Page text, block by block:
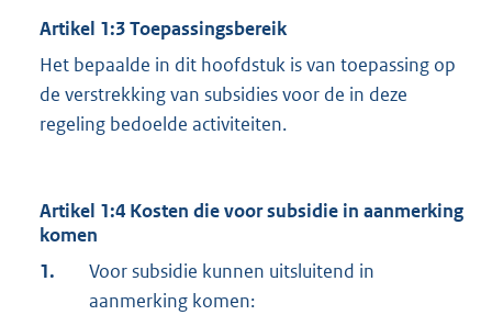
Artikel 1:3 Toepassingsbereik
Het bepaalde in dit hoofdstuk is van toepassing op
de verstrekking van subsidies voor de in deze
regeling bedoelde activiteiten.
Artikel 1:4 Kosten die voor subsidie in aanmerking
komen
1.
Voor subsidie kunnen uitsluitend in
aanmerking komen: